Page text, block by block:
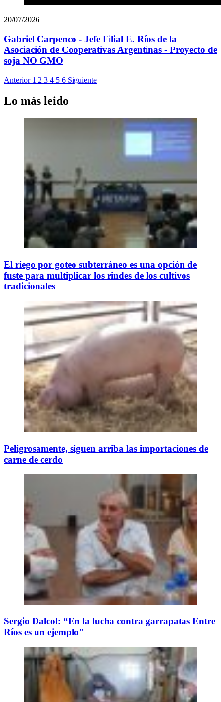
20/07/2026
Gabriel Carpenco - Jefe Filial E. Ríos de la
Asociación de Cooperativas Argentinas - Proyecto de
soja NO GMO
Anterior 1 2 3 4 5 6 Siguiente
Lo más leido
El riego por goteo subterráneo es una opción de
fuste para multiplicar los rindes de los cultivos
tradicionales
Peligrosamente, siguen arriba las importaciones de
carne de cerdo
Sergio Dalcol: “En la lucha contra garrapatas Entre
Ríos es un ejemplo"